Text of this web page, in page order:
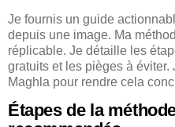
Je fournis un guide
depuis une image. Ma
réplicable. Je détaille les
gratuits et les pièges à éviter.
Maghla pour rendre cela
Étapes de la